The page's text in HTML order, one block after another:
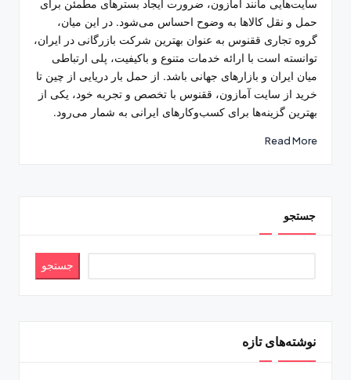
سایت‌هایی مانند آمازون، ضرورت ایجاد بسترهای مطمئن برای
حمل و نقل کالاها به وضوح احساس می‌شود. در این میان،
گروه تجاری ققنوس به عنوان بهترین شرکت بازرگانی در ایران،
توانسته است با ارائه خدمات متنوع و باکیفیت، پلی ارتباطی
میان ایران و بازارهای جهانی باشد. از حمل بار دریایی از چین تا
خرید از سایت آمازون، ققنوس با تخصص و تجربه خود، یکی از
بهترین گزینه‌ها برای کسب‌وکارهای ایرانی به شمار می‌رود.
Read More
جستجو
جستجو
نوشته‌های تازه